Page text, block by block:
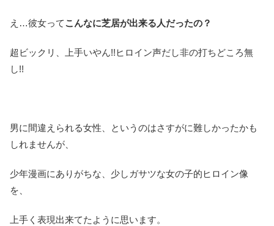
え…彼女ってこんなに芝居が出来る人だったの？
超ビックリ、上手いやん!!ヒロイン声だし非の打ちどころ無
し!!
男に間違えられる女性、というのはさすがに難しかったかも
しれませんが、
少年漫画にありがちな、少しガサツな女の子的ヒロイン像
を、
上手く表現出来てたように思います。